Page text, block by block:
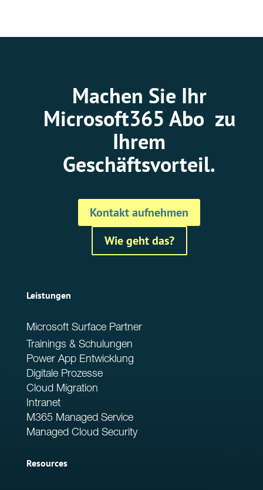
Machen Sie Ihr
Microsoft365 Abo zu
Ihrem
Geschäftsvorteil.
Kontakt aufnehmen
Wie geht das?
Leistungen
Microsoft Surface Partner
Trainings & Schulungen
Power App Entwicklung
Digitale Prozesse
Cloud Migration
Intranet
M365 Managed Service
Managed Cloud Security
Resources